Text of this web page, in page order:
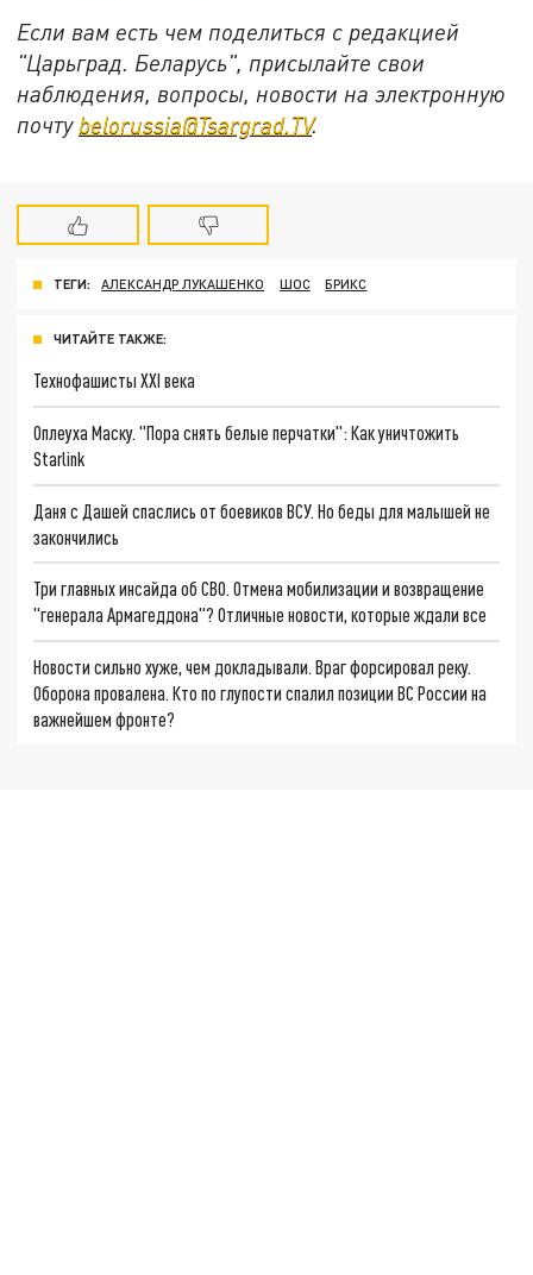
Если вам есть чем поделиться с редакцией
"Царьград. Беларусь", присылайте свои
наблюдения, вопросы, новости на электронную
почту belorussia@Tsargrad.TV.
ТЕГИ: АЛЕКСАНДР ЛУКАШЕНКО ШОС БРИКС
ЧИТАЙТЕ ТАКЖЕ:
Технофашисты XXI века
Оплеуха Маску. "Пора снять белые перчатки": Как уничтожить
Starlink
Даня с Дашей спаслись от боевиков ВСУ. Но беды для малышей не
закончились
Три главных инсайда об СВО. Отмена мобилизации и возвращение
"генерала Армагеддона"? Отличные новости, которые ждали все
Новости сильно хуже, чем докладывали. Враг форсировал реку.
Оборона провалена. Кто по глупости спалил позиции ВС России на
важнейшем фронте?